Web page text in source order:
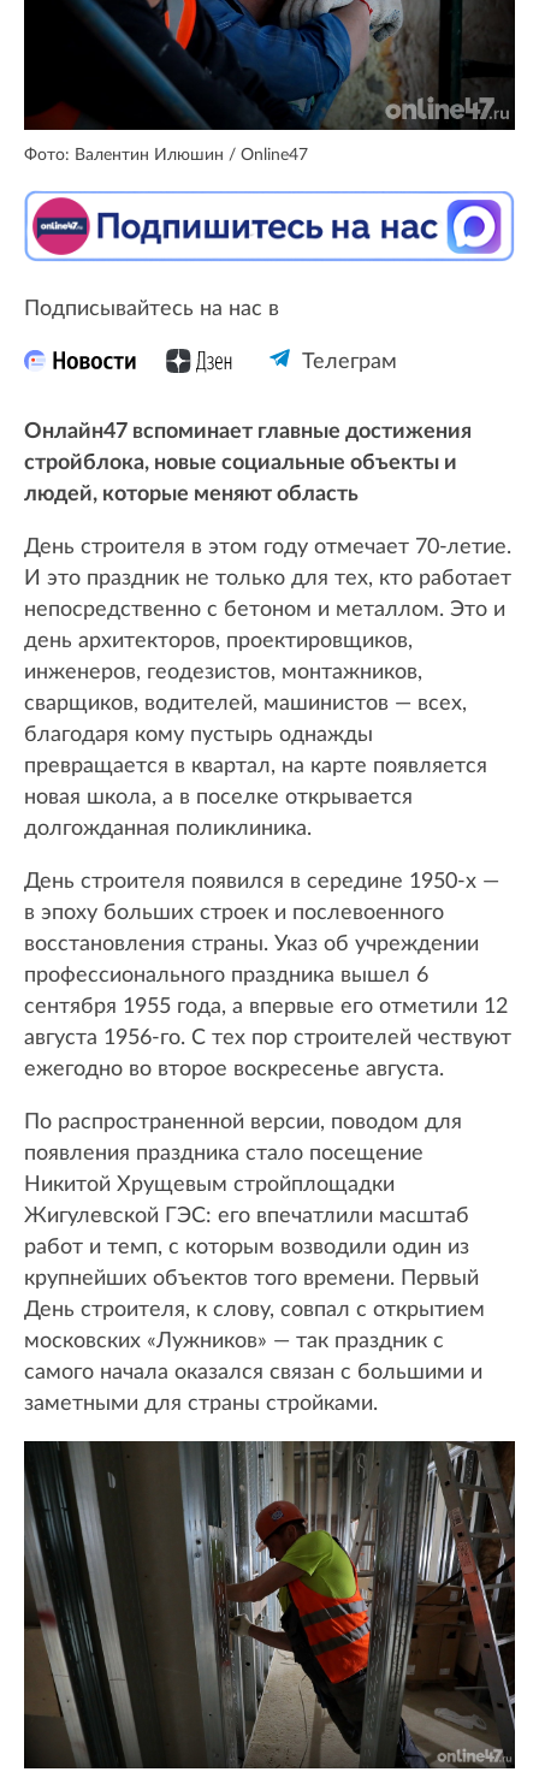
Фото: Валентин Илюшин / Online47
Подписывайтесь на нас в
Телеграм
Онлайн47 вспоминает главные достижения
стройблока, новые социальные объекты и
людей, которые меняют область
День строителя в этом году отмечает 70-летие.
И это праздник не только для тех, кто работает
непосредственно с бетоном и металлом. Это и
день архитекторов, проектировщиков,
инженеров, геодезистов, монтажников,
сварщиков, водителей, машинистов — всех,
благодаря кому пустырь однажды
превращается в квартал, на карте появляется
новая школа, а в поселке открывается
долгожданная поликлиника.
День строителя появился в середине 1950-х —
в эпоху больших строек и послевоенного
восстановления страны. Указ об учреждении
профессионального праздника вышел 6
сентября 1955 года, а впервые его отметили 12
августа 1956-го. С тех пор строителей чествуют
ежегодно во второе воскресенье августа.
По распространенной версии, поводом для
появления праздника стало посещение
Никитой Хрущевым стройплощадки
Жигулевской ГЭС: его впечатлили масштаб
работ и темп, с которым возводили один из
крупнейших объектов того времени. Первый
День строителя, к слову, совпал с открытием
московских «Лужников» — так праздник с
самого начала оказался связан с большими и
заметными для страны стройками.